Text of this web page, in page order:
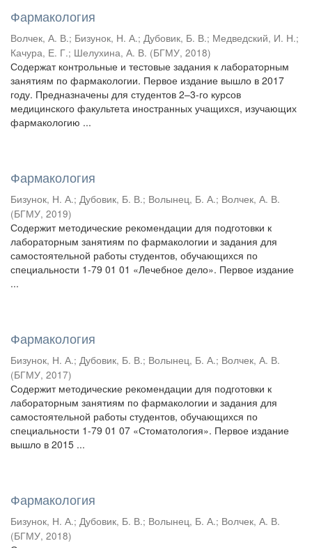
Фармакология
Волчек, А. В.; Бизунок, Н. А.; Дубовик, Б. В.; Медведский, И. Н.;
Качура, Е. Г.; Шелухина, А. В. (БГМУ, 2018)
Содержат контрольные и тестовые задания к лабораторным
занятиям по фармакологии. Первое издание вышло в 2017
году. Предназначены для студентов 2–3-го курсов
медицинского факультета иностранных учащихся, изучающих
фармакологию ...
Фармакология
Бизунок, Н. А.; Дубовик, Б. В.; Волынец, Б. А.; Волчек, А. В.
(БГМУ, 2019)
Содержит методические рекомендации для подготовки к
лабораторным занятиям по фармакологии и задания для
самостоятельной работы студентов, обучающихся по
специальности 1-79 01 01 «Лечебное дело». Первое издание
...
Фармакология
Бизунок, Н. А.; Дубовик, Б. В.; Волынец, Б. А.; Волчек, А. В.
(БГМУ, 2017)
Содержит методические рекомендации для подготовки к
лабораторным занятиям по фармакологии и задания для
самостоятельной работы студентов, обучающихся по
специальности 1-79 01 07 «Стоматология». Первое издание
вышло в 2015 ...
Фармакология
Бизунок, Н. А.; Дубовик, Б. В.; Волынец, Б. А.; Волчек, А. В.
(БГМУ, 2018)